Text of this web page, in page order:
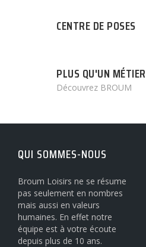
CENTRE DE POSES
PLUS QU'UN MÉTIER
Découvrez BROUM
QUI SOMMES-NOUS
Broum Loisirs ne se résume
pas seulement en nombres
mais aussi en valeurs
humaines. En effet notre
équipe est à votre écoute
depuis plus de 10 ans.